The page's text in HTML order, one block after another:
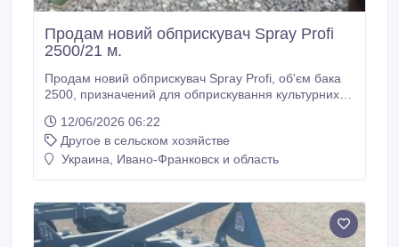
Продам новий обприскувач Spray Profi
2500/21 м.
Продам новий обприскувач Spray Profi, об'єм бака
2500, призначений для обприскування культурних
Захищає культурні рослини від шкідників. Він
ідеально підходить для обприскування
сільськогосподарських культур, забезпечуючи
додатковими лінійними фільтрами для
забезпечення чистоти робочого розчину.
12/06/2026 06:22
Другое в сельском хозяйстве
Украина, Ивано-Франковск и область